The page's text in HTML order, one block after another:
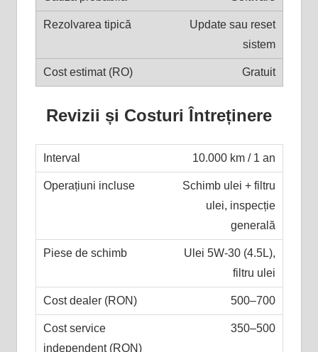
Update sau reset
sistem
Gratuit
Revizii și Costuri Întreținere
10.000 km / 1 an
Schimb ulei + filtru
ulei, inspecție
generală
Ulei 5W-30 (4.5L),
filtru ulei
500–700
350–500